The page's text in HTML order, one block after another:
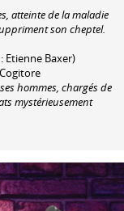
atteinte de la maladie
son cheptel.
Etienne Baxer)
hommes, chargés de
mystérieusement